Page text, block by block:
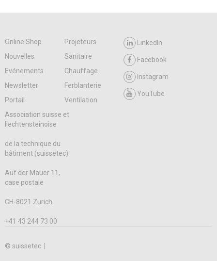
Online Shop
Projeteurs
Nouvelles
Sanitaire
Evénements
Chauffage
Newsletter
Ferblanterie
Portail
Ventilation
LinkedIn
Facebook
Instagram
YouTube
Association suisse et
liechtensteinoise
de la technique du
bâtiment (suissetec)
Auf der Mauer 11,
case postale
CH-8021 Zurich
+41 43 244 73 00
© suissetec |